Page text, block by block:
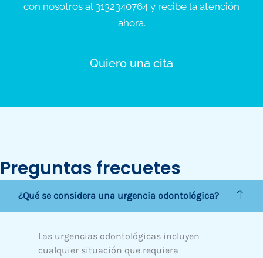
con nosotros al 3132340764 y recibe la atención
ahora.
Quiero una cita
Preguntas frecuetes
¿Qué se considera una urgencia odontológica?
Las urgencias odontológicas incluyen
cualquier situación que requiera